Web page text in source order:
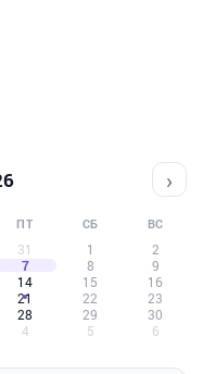
›
ПТ СБ ВС
31 1
2
7 8
9
14 15
16
21 22
23
28 29
30
4 5 6